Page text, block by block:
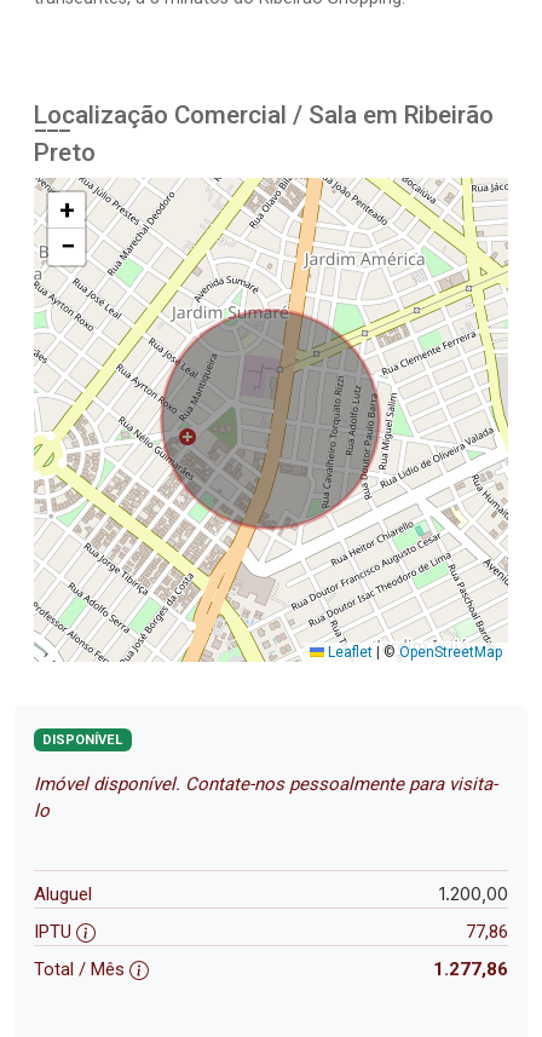
Localização Comercial / Sala em Ribeirão
Preto
+
−
Leaflet | ©OpenStreetMap
DISPONÍVEL
Imóvel disponível. Contate-nos pessoalmente para visita-
lo
Aluguel 1.200,00
IPTU
77,86
Total / Mês
1.277,86